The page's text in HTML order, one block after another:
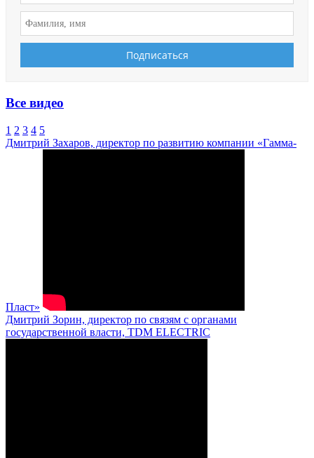
Все видео
1 2 3 4 5
Дмитрий Захаров, директор по развитию компании «Гамма-
Пласт»
Дмитрий Зорин, директор по связям с органами
государственной власти, TDM ELECTRIC